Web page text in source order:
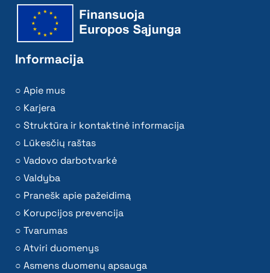
Informacija
Apie mus
Karjera
Struktūra ir kontaktinė informacija
Lūkesčių raštas
Vadovo darbotvarkė
Valdyba
Pranešk apie pažeidimą
Korupcijos prevencija
Tvarumas
Atviri duomenys
Asmens duomenų apsauga